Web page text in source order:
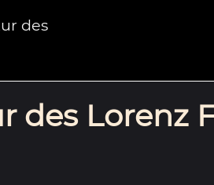
des
des Lorenz